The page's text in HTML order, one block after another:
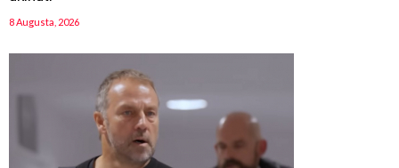
8 Augusta, 2026